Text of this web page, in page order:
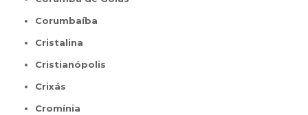
Corumbaíba
Cristalina
Cristianópolis
Crixás
Cromínia